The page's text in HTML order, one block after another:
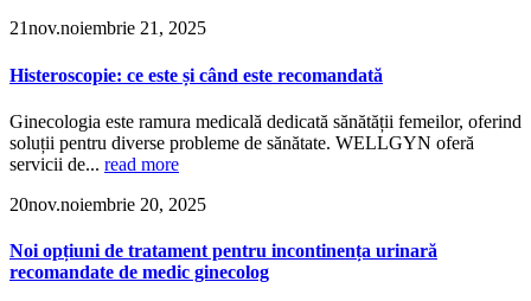
21nov.noiembrie 21, 2025
Histeroscopie: ce este și când este recomandată
Ginecologia este ramura medicală dedicată sănătății femeilor, oferind
soluții pentru diverse probleme de sănătate. WELLGYN oferă
servicii de... read more
20nov.noiembrie 20, 2025
Noi opțiuni de tratament pentru incontinența urinară
recomandate de medic ginecolog